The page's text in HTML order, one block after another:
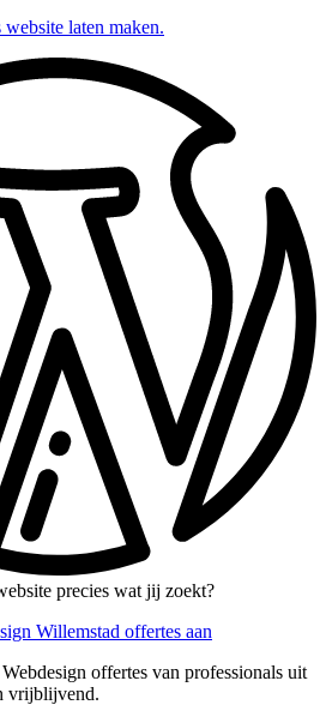
laten maken.
precies wat jij zoekt?
Willemstad offertes aan
offertes van professionals uit
vrijblijvend.